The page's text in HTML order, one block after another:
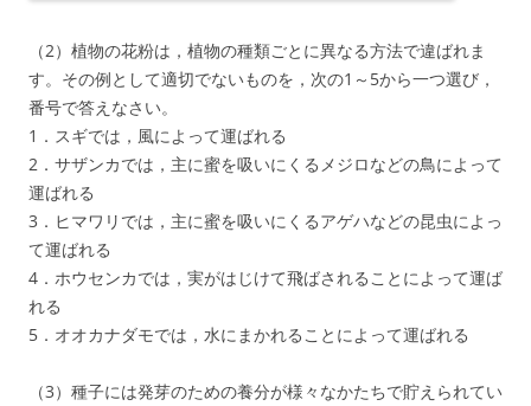
（2）植物の花粉は，植物の種類ごとに異なる方法で違ばれま
す。その例として適切でないものを，次の1～5から一つ選び，
番号で答えなさい。
1．スギでは，風によって運ばれる
2．サザンカでは，主に蜜を吸いにくるメジロなどの鳥によって
運ばれる
3．ヒマワリでは，主に蜜を吸いにくるアゲハなどの昆虫によっ
て運ばれる
4．ホウセンカでは，実がはじけて飛ばされることによって運ば
れる
5．オオカナダモでは，水にまかれることによって運ばれる
（3）種子には発芽のための養分が様々なかたちで貯えられてい